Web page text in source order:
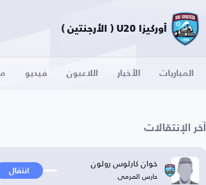
أوركيزا U20 ( الأرجنتين )
المباريات الأخبار اللاعبون فيديو
آخر الإنتقالات
خوان كارلوس رولون
حارس المرمى انتقال